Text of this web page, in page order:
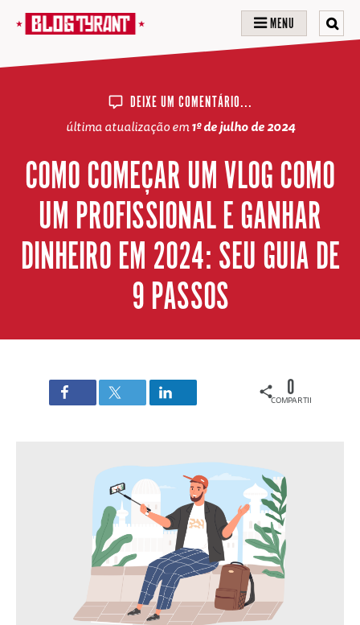
MENU
DEIXE UM COMENTÁRIO...
última atualização em1º de julho de 2024
COMO COMEÇAR UM VLOG COMO
UM PROFISSIONAL E GANHAR
DINHEIRO EM 2024: SEU GUIA DE
9 PASSOS
COMPARTILHAMENTOS
0